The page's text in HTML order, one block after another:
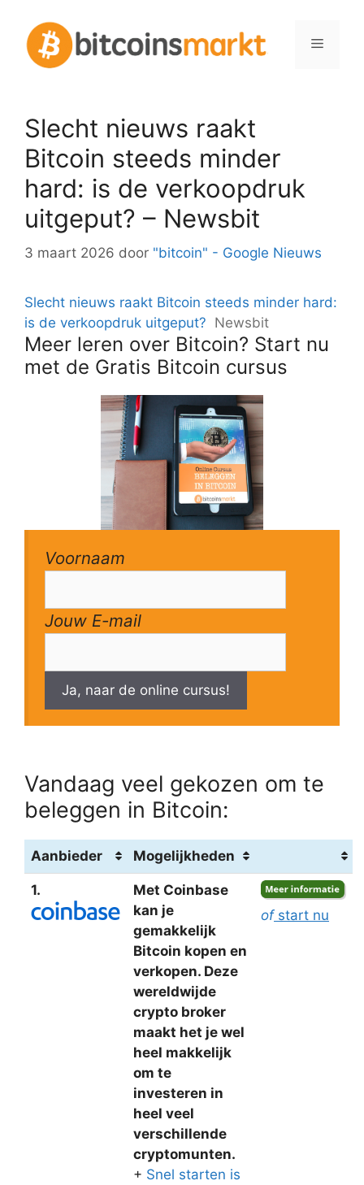
inhoud
Menu
Slecht nieuws raakt
Bitcoin steeds minder
hard: is de verkoopdruk
uitgeput? – Newsbit
3 maart 2026 door "bitcoin" - Google Nieuws
Slecht nieuws raakt Bitcoin steeds minder hard:
is de verkoopdruk uitgeput? Newsbit
Meer leren over Bitcoin? Start nu
met de Gratis Bitcoin cursus
Voornaam
Jouw E-mail
Ja, naar de online cursus!
Vandaag veel gekozen om te
beleggen in Bitcoin:
Aanbieder Mogelijkheden
1.
Met Coinbase
kan je
gemakkelijk
Bitcoin kopen en
verkopen. Deze
wereldwijde
crypto broker
maakt het je wel
heel makkelijk
om te
investeren in
heel veel
verschillende
cryptomunten.
+ Snel starten is
ofstart nu